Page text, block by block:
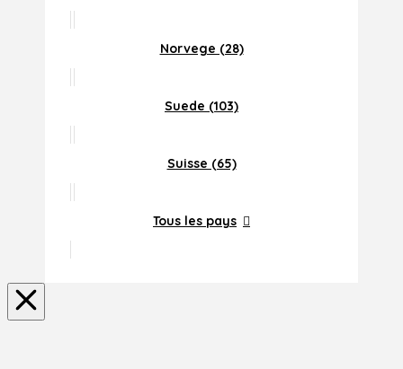
Norvege (28)
Suede (103)
Suisse (65)
Tous les pays